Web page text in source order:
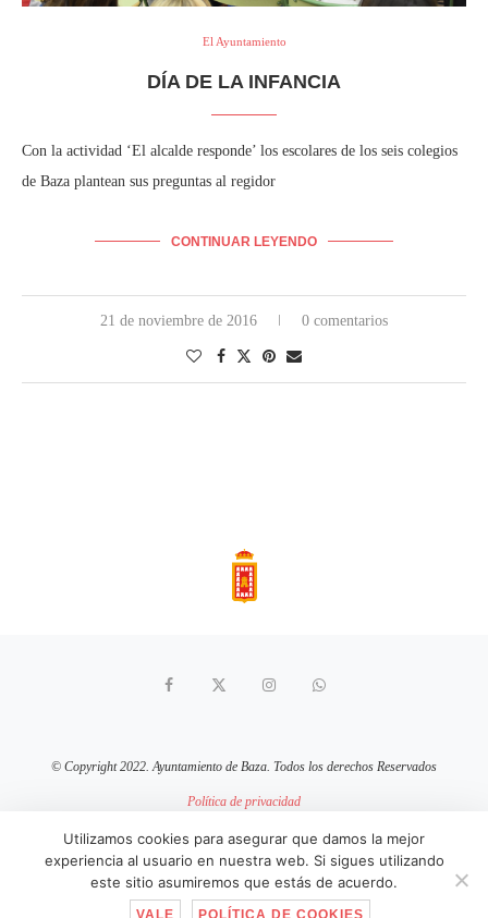
El Ayuntamiento
DÍA DE LA INFANCIA
Con la actividad ‘El alcalde responde’ los escolares de los seis colegios
de Baza plantean sus preguntas al regidor
CONTINUAR LEYENDO
21 de noviembre de 2016 0 comentarios
© Copyright 2022. Ayuntamiento de Baza. Todos los derechos Reservados
Política de privacidad
Política de cookies
sitio web mantenido por pixelcero.com
Utilizamos cookies para asegurar que damos la mejor
experiencia al usuario en nuestra web. Si sigues utilizando
este sitio asumiremos que estás de acuerdo.
VALE POLÍTICA DE COOKIES